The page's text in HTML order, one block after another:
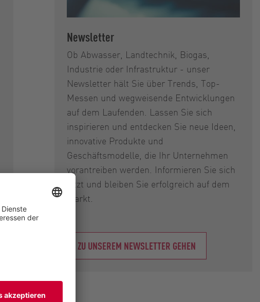
Newsletter
Ob Abwasser, Landtechnik, Biogas,
Industrie oder Infrastruktur - unser
Newsletter hält Sie über Trends, Top-
Messen und wegweisende Entwicklungen
auf dem Laufenden. Lassen Sie sich
inspirieren und entdecken Sie neue Ideen,
innovative Produkte und
Geschäftsmodelle, die Ihr Unternehmen
vorantreiben werden. Informieren Sie sich
jetzt und bleiben Sie erfolgreich auf dem
Markt.
ZU UNSEREM NEWSLETTER GEHEN